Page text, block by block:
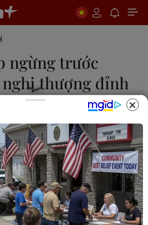
ngừng trước
thượng đỉnh
đêm trước tại New York, đồng
lên xuống tại châu Á phiên
nghị thượng đỉnh EU.
mạnh đêm trước tại New York,
ngừng lênxuống tại châu Á